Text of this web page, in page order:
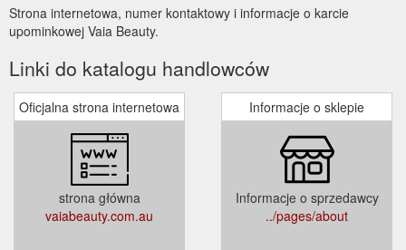
Strona internetowa, numer kontaktowy i informacje o karcie
upominkowej Vaia Beauty.
Linki do katalogu handlowców
Oficjalna strona internetowa
strona główna
vaiabeauty.com.au
Informacje o sklepie
Informacje o sprzedawcy
../pages/about